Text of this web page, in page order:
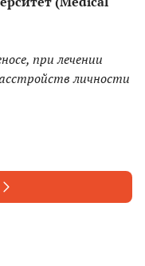
при лечении
личности